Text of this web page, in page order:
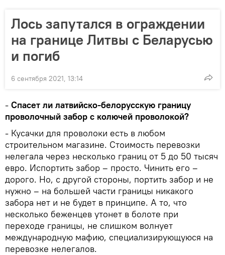
Лось запутался в ограждении
на границе Литвы с Беларусью
и погиб
6 сентября 2021, 13:14
- Спасет ли латвийско-белорусскую границу
проволочный забор с колючей проволокой?
- Кусачки для проволоки есть в любом
строительном магазине. Стоимость перевозки
нелегала через несколько границ от 5 до 50 тысяч
евро. Испортить забор – просто. Чинить его –
дорого. Но, с другой стороны, портить забор и не
нужно – на большей части границы никакого
забора нет и не будет в принципе. А то, что
несколько беженцев утонет в болоте при
переходе границы, не слишком волнует
международную мафию, специализирующуюся на
перевозке нелегалов.